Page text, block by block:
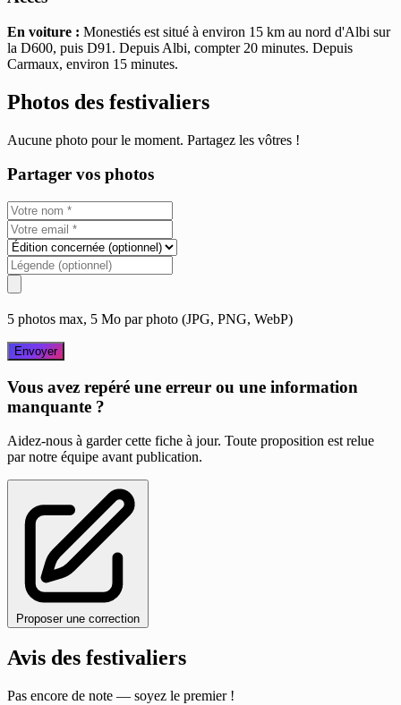
En voiture : Monestiés est situé à environ 15 km au nord d'Albi sur
la D600, puis D91. Depuis Albi, compter 20 minutes. Depuis
Carmaux, environ 15 minutes.
Photos des festivaliers
Aucune photo pour le moment. Partagez les vôtres !
Partager vos photos
5 photos max, 5 Mo par photo (JPG, PNG, WebP)
Envoyer
Vous avez repéré une erreur ou une information
manquante ?
Aidez-nous à garder cette fiche à jour. Toute proposition est relue
par notre équipe avant publication.
Proposer une correction
Avis des festivaliers
Pas encore de note — soyez le premier !